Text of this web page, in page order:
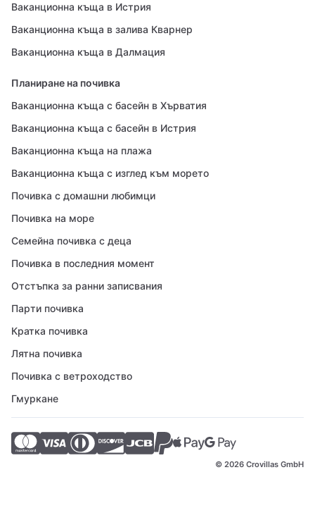
Ваканционна къща в Истрия
Ваканционна къща в залива Кварнер
Ваканционна къща в Далмация
Планиране на почивка
Ваканционна къща с басейн в Хърватия
Ваканционна къща с басейн в Истрия
Ваканционна къща на плажа
Ваканционна къща с изглед към морето
Почивка с домашни любимци
Почивка на море
Семейна почивка с деца
Почивка в последния момент
Отстъпка за ранни записвания
Парти почивка
Кратка почивка
Лятна почивка
Почивка с ветроходство
Гмуркане
© 2026 Crovillas GmbH